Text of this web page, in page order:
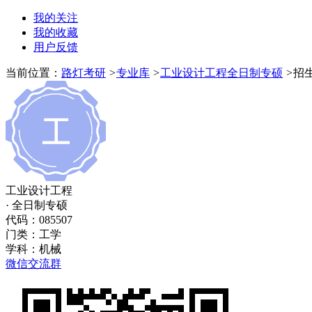
我的关注
我的收藏
用户反馈
当前位置： 路灯考研 >专业库 >工业设计工程全日制专硕 >招
工业设计工程
· 全日制专硕
代码：085507
门类： 工学
学科： 机械
微信交流群